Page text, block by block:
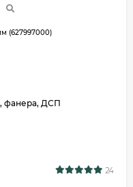
(627997000)
фанера, ДСП
24